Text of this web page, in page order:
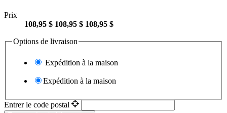
Prix
108,95 $ 108,95 $ 108,95 $
Options de livraison
Expédition à la maison
Expédition à la maison
Entrer le code postal